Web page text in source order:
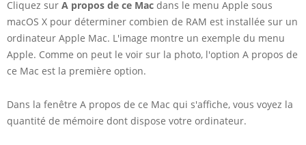
Cliquez sur A propos de ce Mac dans le menu Apple sous
macOS X pour déterminer combien de RAM est installée sur un
ordinateur Apple Mac. L'image montre un exemple du menu
Apple. Comme on peut le voir sur la photo, l'option A propos de
ce Mac est la première option.
Dans la fenêtre A propos de ce Mac qui s'affiche, vous voyez la
quantité de mémoire dont dispose votre ordinateur.